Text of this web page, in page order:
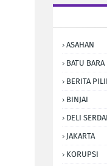
ASAHAN
BATU BARA
BERITA
BINJAI
DELI
JAKARTA
KORUPSI